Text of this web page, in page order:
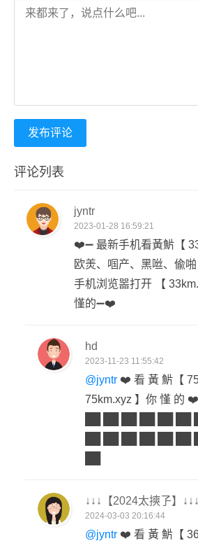
发布评论
评论列表
jyntr
2023-01-28 16:59:21
❤️➖ 最新手机看黃魸【
欧羙、啯产、黑咝、偸啪
手机浏览噐打开 【
慬的➖❤️
hd
2023-11-23 11:55:42
@jyntr ❤️ 看 黃 魸【
75km.xyz 】你 慬 的
↓↓↓【2024太摤孒】↓↓↓
2024-03-03 20:16:44
@jyntr ❤️ 看 黃 魸【